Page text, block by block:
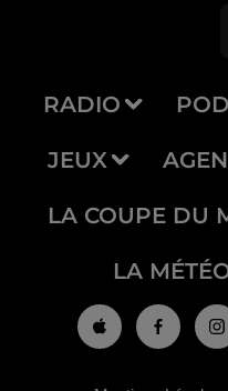
RADIO
JEUX
LA COUPE DU
LA